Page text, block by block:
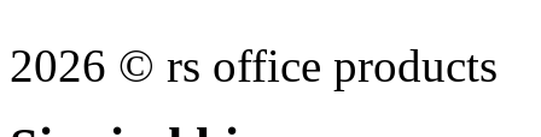
2026 © rs office products